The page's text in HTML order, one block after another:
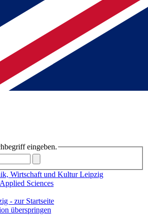
eingeben.
Wirtschaft und Kultur Leipzig
Sciences
überspringen